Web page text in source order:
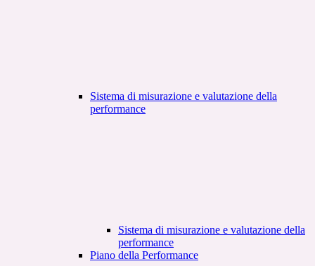
Sistema di misurazione e valutazione della
performance
Sistema di misurazione e valutazione della
performance
Piano della Performance